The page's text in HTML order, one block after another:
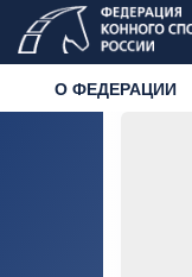
О ФЕДЕРАЦИИ